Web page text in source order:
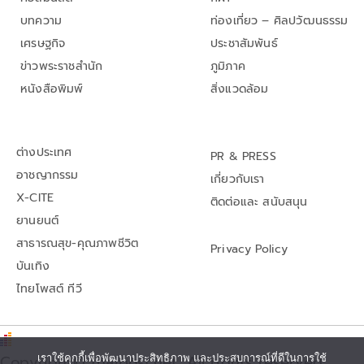
บทความ
เศรษฐกิจ
ข่าวพระราชสำนัก
หนังสือพิมพ์
ท่องเที่ยว – ศิลปวัฒนธรรม
ประชาสัมพันธ์
ภูมิภาค
สิ่งแวดล้อม
ต่างประเทศ
อาชญากรรม
X-CITE
ยานยนต์
สาธารณสุข-คุณภาพชีวิต
บันเทิง
ไทยโพสต์ ทีวี
PR & PRESS
เกี่ยวกับเรา
ติดต่อและ สนับสนุน
Privacy Policy
เราใช้คุกกี้เพื่อพัฒนาประสิทธิภาพ และประสบการณ์ที่ดีในการใช้